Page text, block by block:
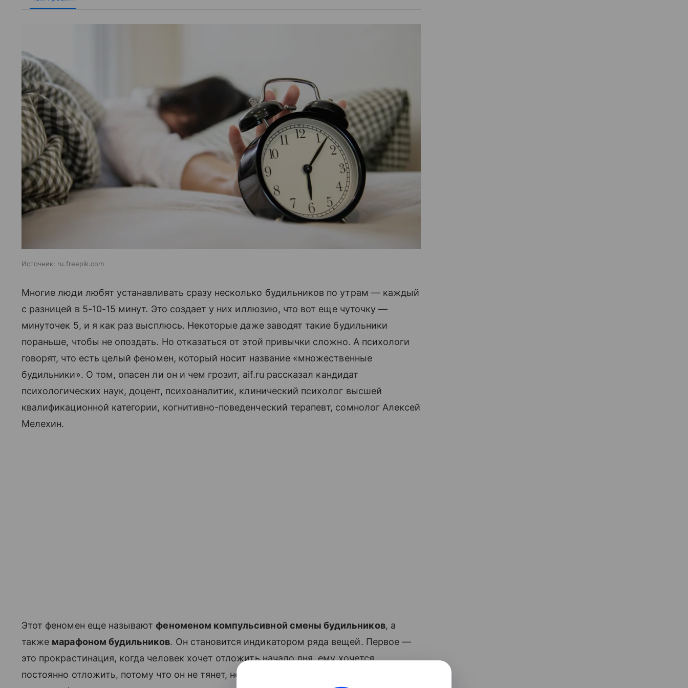
Источник: ru.freepik.com
Многие люди любят устанавливать сразу несколько будильников по утрам — каждый
с разницей в 5-10-15 минут. Это создает у них иллюзию, что вот еще чуточку —
минуточек 5, и я как раз высплюсь. Некоторые даже заводят такие будильники
пораньше, чтобы не опоздать. Но отказаться от этой привычки сложно. А психологи
говорят, что есть целый феномен, который носит название «множественные
будильники». О том, опасен ли он и чем грозит, aif.ru рассказал кандидат
психологических наук, доцент, психоаналитик, клинический психолог высшей
квалификационной категории, когнитивно-поведенческий терапевт, сомнолог Алексей
Мелехин.
Этот феномен еще называютфеноменом компульсивной смены будильников, а
также марафоном будильников. Он становится индикатором ряда вещей. Первое —
это прокрастинация, когда человек хочет отложить начало дня, ему хочется
постоянно отложить, потому что он не тянет, не справляется, слишком тяжело,